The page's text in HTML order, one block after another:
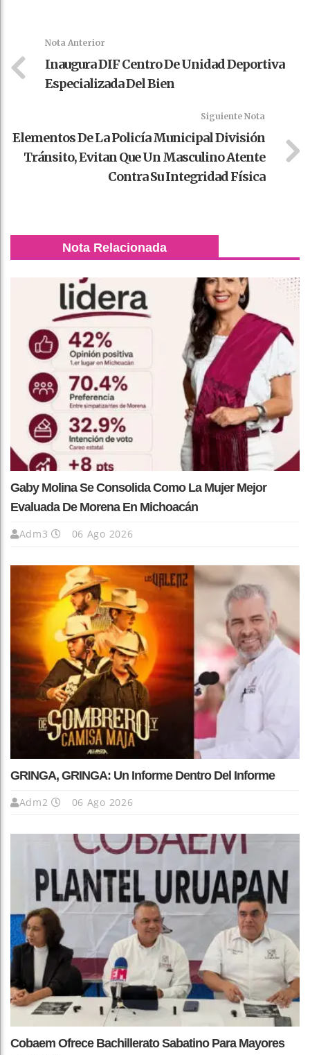
Nota Anterior
Inaugura DIF Centro De Unidad Deportiva
Especializada Del Bien
Siguiente Nota
Elementos De La Policía Municipal División
Tránsito, Evitan Que Un Masculino Atente
Contra Su Integridad Física
Nota Relacionada
Gaby Molina Se Consolida Como La Mujer Mejor
Evaluada De Morena En Michoacán
Adm3 06 Ago 2026
GRINGA, GRINGA: Un Informe Dentro Del Informe
Adm2 06 Ago 2026
Cobaem Ofrece Bachillerato Sabatino Para Mayores